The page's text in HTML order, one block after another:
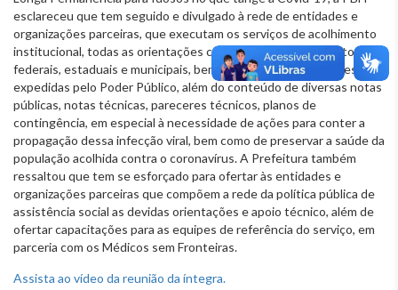
esclareceu que tem seguido e divulgado à rede de entidades e
organizações parceiras, que executam os serviços de acolhimento
institucional, todas as orientações contempladas nos decretos
federais, estaduais e municipais, bem como as recomendações
expedidas pelo Poder Público, além do conteúdo de diversas notas
públicas, notas técnicas, pareceres técnicos, planos de
contingência, em especial à necessidade de ações para conter a
propagação dessa infecção viral, bem como de preservar a saúde da
população acolhida contra o coronavírus. A Prefeitura também
ressaltou que tem se esforçado para ofertar às entidades e
organizações parceiras que compõem a rede da política pública de
assistência social as devidas orientações e apoio técnico, além de
ofertar capacitações para as equipes de referência do serviço, em
parceria com os Médicos sem Fronteiras.
Assista ao vídeo da reunião da íntegra.